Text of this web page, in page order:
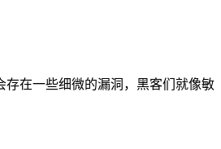
存在一些细微的漏洞，黑客们就像敏